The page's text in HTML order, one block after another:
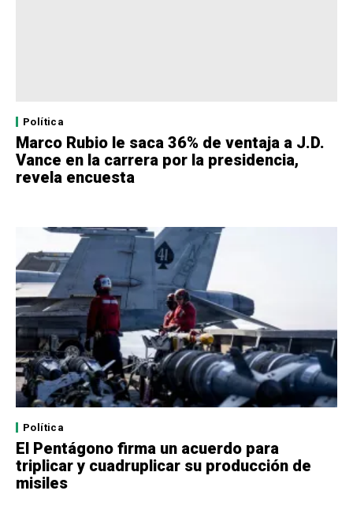
Política
Marco Rubio le saca 36% de ventaja a J.D.
Vance en la carrera por la presidencia,
revela encuesta
Política
El Pentágono firma un acuerdo para
triplicar y cuadruplicar su producción de
misiles